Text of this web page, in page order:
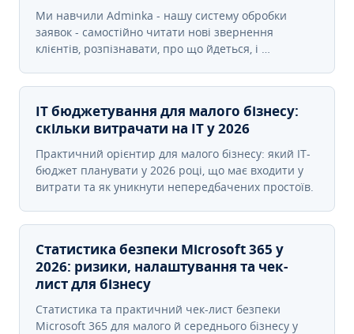
Ми навчили Adminka - нашу систему обробки
заявок - самостійно читати нові звернення
клієнтів, розпізнавати, про що йдеться, і …
IT бюджетування для малого бізнесу:
скільки витрачати на IT у 2026
Практичний орієнтир для малого бізнесу: який IT-
бюджет планувати у 2026 році, що має входити у
витрати та як уникнути непередбачених простоїв.
Статистика безпеки Microsoft 365 у
2026: ризики, налаштування та чек-
лист для бізнесу
Статистика та практичний чек-лист безпеки
Microsoft 365 для малого й середнього бізнесу у